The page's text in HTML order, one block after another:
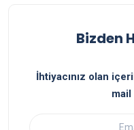
Bizden
İhtiyacınız olan